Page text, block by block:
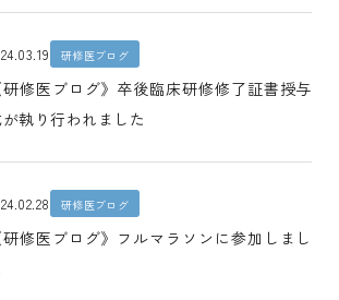
研修医ブログ
研修医ブログ》卒後臨床研修修了証書授与
執り行われました
研修医ブログ
研修医ブログ》フルマラソンに参加しまし